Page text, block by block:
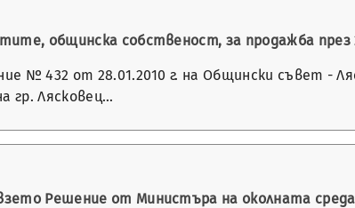
общинска собственост, за продажба през
№ 432 от 28.01.2010 г. на Общински съвет -
гр. Лясковец…
Решение от Министъра на околната